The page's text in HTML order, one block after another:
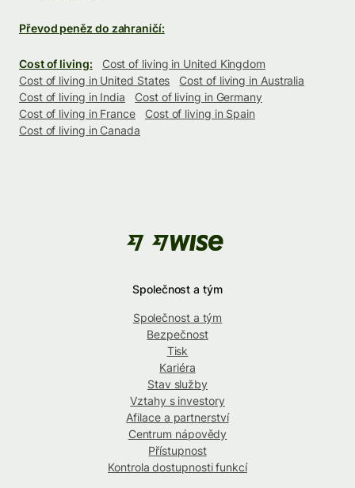
Převod peněz do zahraničí:
Cost of living:
Cost of living in United Kingdom
Cost of living in United States
Cost of living in Australia
Cost of living in India
Cost of living in Germany
Cost of living in France
Cost of living in Spain
Cost of living in Canada
Společnost a tým
Společnost a tým
Bezpečnost
Tisk
Kariéra
Stav služby
Vztahy s investory
Afilace a partnerství
Centrum nápovědy
Přístupnost
Kontrola dostupnosti funkcí